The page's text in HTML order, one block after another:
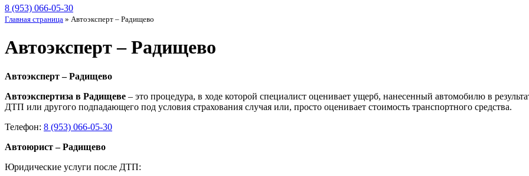
8 (953) 066-05-30
Главная страница » Автоэксперт – Радищево
Автоэксперт – Радищево
Автоэксперт – Радищево
Автоэкспертиза в Радищеве – это процедура, в ходе которой специалист оценивает ущерб, нанесенный автомобилю в
ДТП или другого подпадающего под условия страхования случая или, просто оценивает стоимость транспортного средства.
Телефон: 8 (953) 066-05-30
Автоюрист – Радищево
Юридические услуги после ДТП: